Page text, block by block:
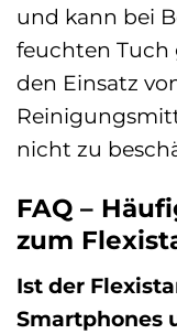
und kann bei
feuchten Tuch
den Einsatz
nicht zu
FAQ –
zum
Ist der
Smartphones